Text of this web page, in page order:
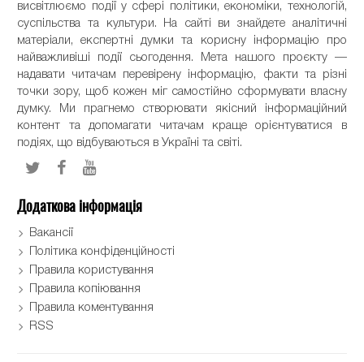
висвітлюємо події у сфері політики, економіки, технологій,
суспільства та культури. На сайті ви знайдете аналітичні
матеріали, експертні думки та корисну інформацію про
найважливіші події сьогодення. Мета нашого проєкту —
надавати читачам перевірену інформацію, факти та різні
точки зору, щоб кожен міг самостійно сформувати власну
думку. Ми прагнемо створювати якісний інформаційний
контент та допомагати читачам краще орієнтуватися в
подіях, що відбуваються в Україні та світі.
Додаткова інформація
Вакансії
Політика конфіденційності
Правила користування
Правила копіювання
Правила коментування
RSS